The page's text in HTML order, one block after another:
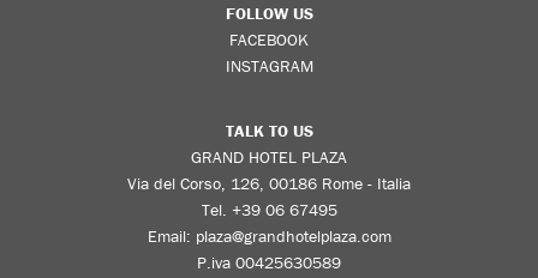
FOLLOW US
FACEBOOK
INSTAGRAM
TALK TO US
GRAND HOTEL PLAZA
Via del Corso, 126, 00186 Rome - Italia
Tel. +39 06 67495
Email: plaza@grandhotelplaza.com
P.iva 00425630589